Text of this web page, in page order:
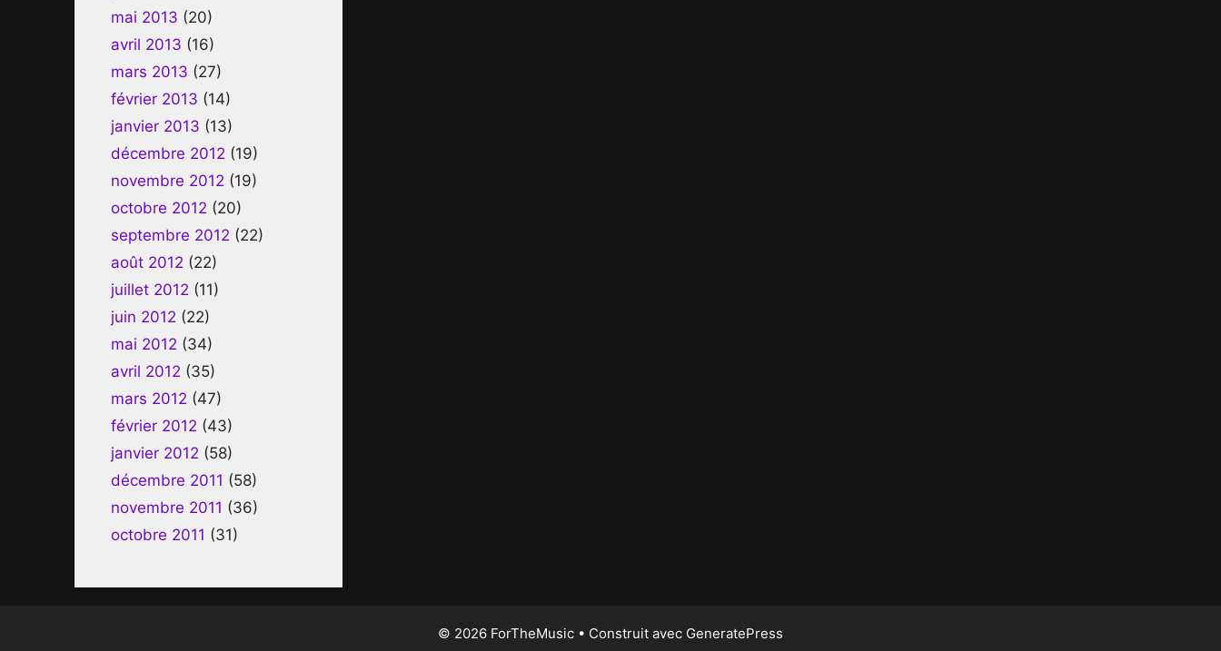
mai 2013 (20)
avril 2013 (16)
mars 2013 (27)
février 2013 (14)
janvier 2013 (13)
décembre 2012 (19)
novembre 2012 (19)
octobre 2012 (20)
septembre 2012 (22)
août 2012 (22)
juillet 2012 (11)
juin 2012 (22)
mai 2012 (34)
avril 2012 (35)
mars 2012 (47)
février 2012 (43)
janvier 2012 (58)
décembre 2011 (58)
novembre 2011 (36)
octobre 2011 (31)
© 2026 ForTheMusic • Construit avec GeneratePress